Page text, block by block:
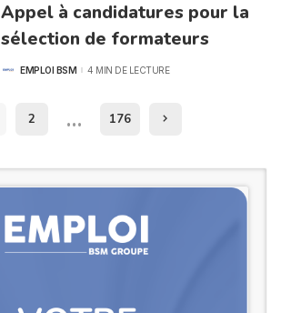
Appel à candidatures pour la
sélection de formateurs
POSTEDEMPLOI BSM 4 MIN DE LECTURE
2 … 176